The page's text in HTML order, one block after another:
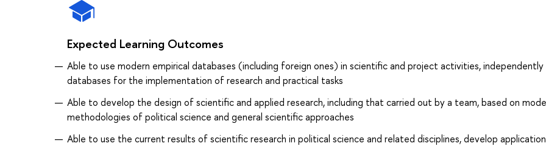
Expected Learning Outcomes
Able to use modern empirical databases (including foreign ones) in scientific and project activities,
databases for the implementation of research and practical tasks
Able to develop the design of scientific and applied research, including that carried out by a team, based on
methodologies of political science and general scientific approaches
Able to use the current results of scientific research in political science and related disciplines, develop